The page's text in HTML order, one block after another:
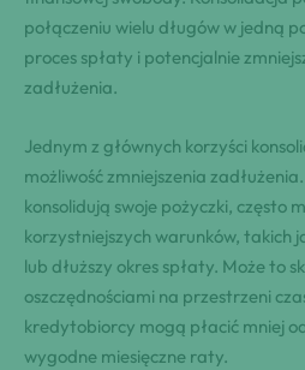
połączeniu wielu długów w jedną
proces spłaty i potencjalnie
zadłużenia.
Jednym z głównych korzyści
możliwość zmniejszenia
konsolidują swoje pożyczki, często
korzystniejszych warunków, takich
lub dłuższy okres spłaty. Może to
oszczędnościami na przestrzeni
kredytobiorcy mogą płacić mniej
wygodne miesięczne raty.